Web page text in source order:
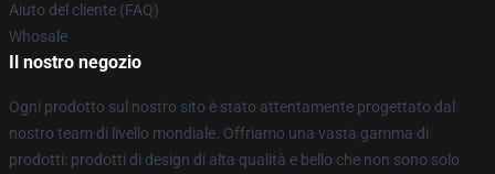
Aiuto del cliente (FAQ)
Whosale
Il nostro negozio
Ogni prodotto sul nostro sito è stato attentamente progettato dal
nostro team di livello mondiale. Offriamo una vasta gamma di
prodotti: prodotti di design di alta qualità e bello che non sono solo